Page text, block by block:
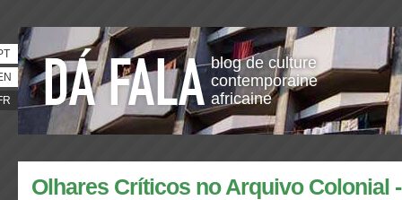
blog de culture
contemporaine
africaine
Olhares Críticos no Arquivo Colonial